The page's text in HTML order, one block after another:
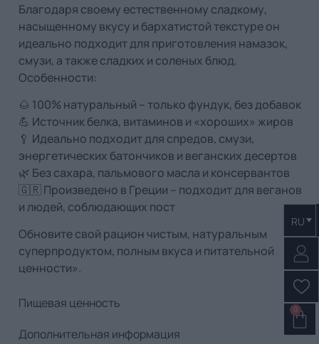
RU
0
Благодаря своему естественному сладкому,
насыщенному вкусу и бархатистой текстуре он
идеально подходит для приготовления намазок,
смузи, а также сладких и соленых блюд.
Особенности:
🌰 100% натуральный – только фундук, без добавок
💪 Источник белка, витаминов и «хороших» жиров
🥄 Идеально подходит для спредов, смузи,
энергетических батончиков и веганских десертов
🌿 Без сахара, пальмового масла и консервантов
🇬🇷 Произведено в Греции – подходит для веганов
и людей, соблюдающих пост
Обновите свой рацион чистым, натуральным
суперпродуктом, полным вкуса и питательной
ценности».
Пищевая ценность
Дополнительная информация